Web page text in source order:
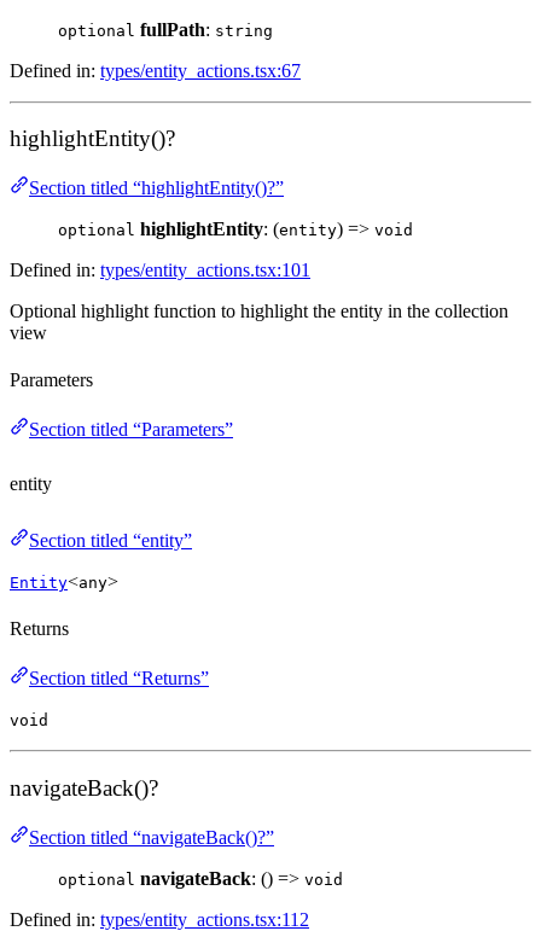
optional fullPath: string
Defined in: types/entity_actions.tsx:67
highlightEntity()?
Section titled “highlightEntity()?”
optional highlightEntity: (entity) => void
Defined in: types/entity_actions.tsx:101
Optional highlight function to highlight the entity in the collection
view
Parameters
Section titled “Parameters”
entity
Section titled “entity”
Entity<any>
Returns
Section titled “Returns”
void
navigateBack()?
Section titled “navigateBack()?”
optional navigateBack: () => void
Defined in: types/entity_actions.tsx:112